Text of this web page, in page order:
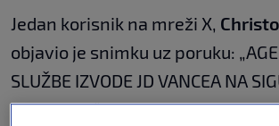
Jedan korisnik na mreži X,
objavio je snimku uz poruku:
SLUŽBE IZVODE JD VANCEA NA
TRUMPA!!!“ Druge objave